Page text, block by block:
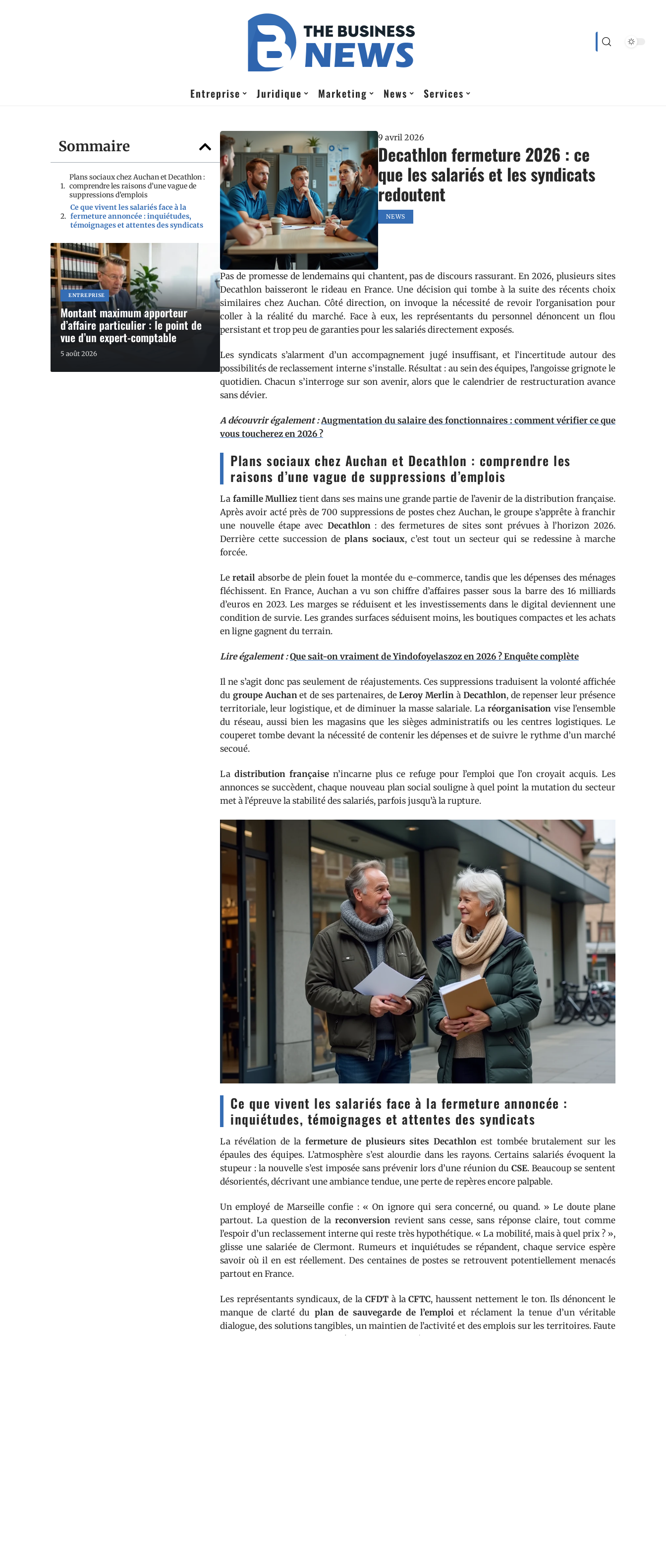
Entreprise Juridique Marketing News Services
Sommaire
Plans sociaux chez Auchan et Decathlon :
comprendre les raisons d’une vague de
suppressions d’emplois
Ce que vivent les salariés face à la
fermeture annoncée : inquiétudes,
témoignages et attentes des syndicats
ENTREPRISE
Montant maximum apporteur
d’affaire particulier : le point de
vue d’un expert-comptable
5 août 2026
9 avril 2026
Decathlon fermeture 2026 : ce
que les salariés et les syndicats
redoutent
NEWS
Pas de promesse de lendemains qui chantent, pas de discours rassurant. En 2026, plusieurs sites
Decathlon baisseront le rideau en France. Une décision qui tombe à la suite des récents choix
similaires chez Auchan. Côté direction, on invoque la nécessité de revoir l’organisation pour
coller à la réalité du marché. Face à eux, les représentants du personnel dénoncent un flou
persistant et trop peu de garanties pour les salariés directement exposés.
Les syndicats s’alarment d’un accompagnement jugé insuffisant, et l’incertitude autour des
possibilités de reclassement interne s’installe. Résultat : au sein des équipes, l’angoisse grignote le
quotidien. Chacun s’interroge sur son avenir, alors que le calendrier de restructuration avance
sans dévier.
A découvrir également :Augmentation du salaire des fonctionnaires : comment vérifier ce que
vous toucherez en 2026 ?
Plans sociaux chez Auchan et Decathlon : comprendre les
raisons d’une vague de suppressions d’emplois
La famille Mulliez tient dans ses mains une grande partie de l’avenir de la distribution française.
Après avoir acté près de 700 suppressions de postes chez Auchan, le groupe s’apprête à franchir
une nouvelle étape avec Decathlon: des fermetures de sites sont prévues à l’horizon 2026.
Derrière cette succession de plans sociaux, c’est tout un secteur qui se redessine à marche
forcée.
Leretail absorbe de plein fouet la montée du e-commerce, tandis que les dépenses des ménages
fléchissent. En France, Auchan a vu son chiffre d’affaires passer sous la barre des 16 milliards
d’euros en 2023. Les marges se réduisent et les investissements dans le digital deviennent une
condition de survie. Les grandes surfaces séduisent moins, les boutiques compactes et les achats
en ligne gagnent du terrain.
Lire également :Que sait-on vraiment de Yindofoyelaszoz en 2026 ? Enquête complète
Il ne s’agit donc pas seulement de réajustements. Ces suppressions traduisent la volonté affichée
du groupe Auchanet de ses partenaires, deLeroy Merlin à Decathlon, de repenser leur présence
territoriale, leur logistique, et de diminuer la masse salariale. Laréorganisation vise l’ensemble
du réseau, aussi bien les magasins que les sièges administratifs ou les centres logistiques. Le
couperet tombe devant la nécessité de contenir les dépenses et de suivre le rythme d’un marché
secoué.
La distribution française n’incarne plus ce refuge pour l’emploi que l’on croyait acquis. Les
annonces se succèdent, chaque nouveau plan social souligne à quel point la mutation du secteur
met à l’épreuve la stabilité des salariés, parfois jusqu’à la rupture.
Ce que vivent les salariés face à la fermeture annoncée :
inquiétudes, témoignages et attentes des syndicats
La révélation de la fermeture de plusieurs sites Decathlonest tombée brutalement sur les
épaules des équipes. L’atmosphère s’est alourdie dans les rayons. Certains salariés évoquent la
stupeur : la nouvelle s’est imposée sans prévenir lors d’une réunion du CSE. Beaucoup se sentent
désorientés, décrivant une ambiance tendue, une perte de repères encore palpable.
Un employé de Marseille confie : « On ignore qui sera concerné, ou quand. » Le doute plane
partout. La question de la reconversionrevient sans cesse, sans réponse claire, tout comme
l’espoir d’un reclassement interne qui reste très hypothétique. « La mobilité, mais à quel prix ? »,
glisse une salariée de Clermont. Rumeurs et inquiétudes se répandent, chaque service espère
savoir où il en est réellement. Des centaines de postes se retrouvent potentiellement menacés
partout en France.
Les représentants syndicaux, de la CFDTà laCFTC, haussent nettement le ton. Ils dénoncent le
manque de clarté du plan de sauvegarde de l’emploi et réclament la tenue d’un véritable
dialogue, des solutions tangibles, un maintien de l’activité et des emplois sur les territoires. Faute